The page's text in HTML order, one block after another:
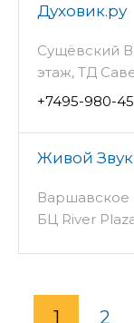
Духовик.ру
Сущёвский
этаж, ТД
+7495-980-
Живой
Варшавское
БЦ River
1 2